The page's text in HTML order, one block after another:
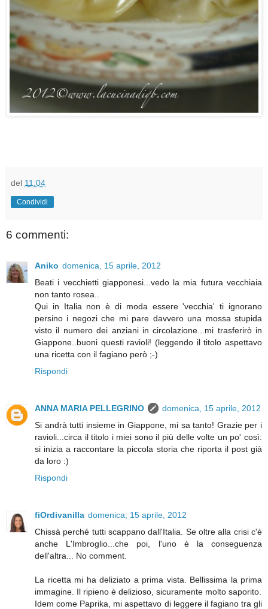
del 11:04
Condividi
6 commenti:
Aniko domenica, 15 aprile, 2012
Beati i vecchietti giapponesi...vedo la mia futura vecchiaia
non tanto rosea..
Qui in Italia non è di moda essere 'vecchia' ti ignorano
persino i negozi che mi pare davvero una mossa stupida
visto il numero dei anziani in circolazione...mi trasferirò in
Giappone..buoni questi ravioli! (leggendo il titolo aspettavo
una ricetta con il fagiano però ;-)
Rispondi
ANNA MARIA PELLEGRINO
domenica, 15 aprile, 2012
Si andrà tutti insieme in Giappone, mi sa tanto! Grazie per i
ravioli...circa il titolo i miei sono il più delle volte un po' così:
si inizia a raccontare la piccola storia che riporta il post già
da loro :)
Rispondi
fiOrdivanilla domenica, 15 aprile, 2012
Chissà perché tutti scappano dall'Italia. Se oltre alla crisi c'è
anche L'Imbroglio...che poi, l'uno è la conseguenza
dell'altra... No comment.
La ricetta mi ha deliziato a prima vista. Bellissima la prima
immagine. Il ripieno è delizioso, sicuramente molto saporito.
Idem come Paprika, mi aspettavo di leggere il fagiano tra gli